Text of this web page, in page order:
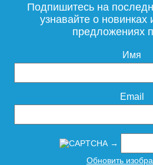
Подпишитесь на
узнавайте о новинках
предложениях
Имя
Email
→
Обновить